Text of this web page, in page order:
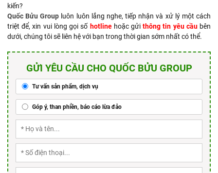
kiến?
Quốc Bửu Group luôn luôn lắng nghe, tiếp nhận và xử lý một cách
triệt để, xin vui lòng gọi số hotlinehoặc gửithông tin yêu cầubên
dưới, chúng tôi sẽ liên hệ với bạn trong thời gian sớm nhất có thể.
GỬI YÊU CẦU CHO QUỐC BỬU GROUP
Tư vấn sản phẩm, dịch vụ
Góp ý, than phiền, báo cáo lừa đảo